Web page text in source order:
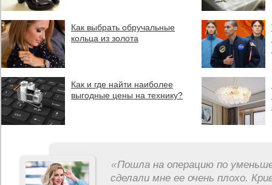
Как выбрать обручальные
кольца из золота
Как и где найти наиболее
выгодные цены на технику?
«Пошла на операцию по
сделали мне ее очень плохо.